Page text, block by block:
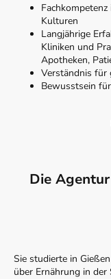
Kulturen
Langjährige
Kliniken und
Apotheken,
Verständnis für
Bewusstsein
Die
Sie studierte in
über Ernährung in